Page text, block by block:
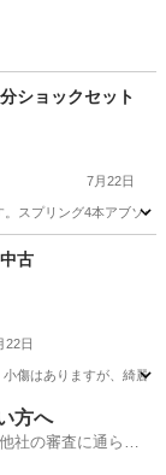
ショックセット
7月22日
スプリング4本アブソー
古
22日
傷はありますが、綺麗
方へ
社の審査に通らな